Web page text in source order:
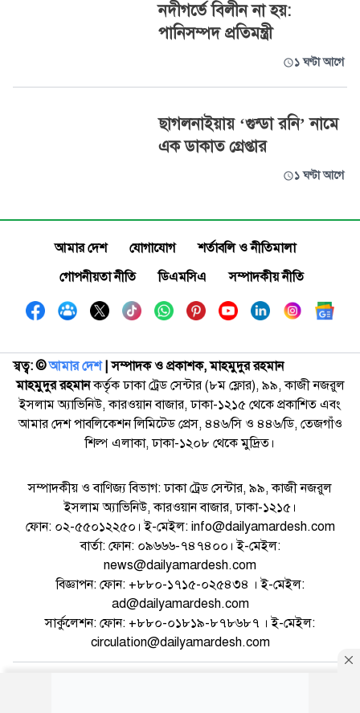
নদীগর্ভে বিলীন না হয়:
পানিসম্পদ প্রতিমন্ত্রী
১ ঘণ্টা আগে
ছাগলনাইয়ায় ‘গুন্ডা রনি’ নামে
এক ডাকাত গ্রেপ্তার
১ ঘণ্টা আগে
আমার দেশ যোগাযোগ
শর্তাবলি ও নীতিমালা
গোপনীয়তা নীতি
ডিএমসিএ সম্পাদকীয় নীতি
স্বত্ব: ©️আমার দেশ| সম্পাদক ও প্রকাশক, মাহমুদুর রহমান
মাহমুদুর রহমানকর্তৃক ঢাকা ট্রেড সেন্টার (৮ম ফ্লোর), ৯৯, কাজী নজরুল
ইসলাম অ্যাভিনিউ, কারওয়ান বাজার, ঢাকা-১২১৫ থেকে প্রকাশিত এবং
আমার দেশ পাবলিকেশন লিমিটেড প্রেস, ৪৪৬/সি ও ৪৪৬/ডি, তেজগাঁও
শিল্প এলাকা, ঢাকা-১২০৮ থেকে মুদ্রিত।
সম্পাদকীয় ও বাণিজ্য বিভাগ: ঢাকা ট্রেড সেন্টার, ৯৯, কাজী নজরুল
ইসলাম অ্যাভিনিউ, কারওয়ান বাজার, ঢাকা-১২১৫।
ফোন: ০২-৫৫০১২২৫০। ই-মেইল: info@dailyamardesh.com
বার্তা: ফোন: ০৯৬৬৬-৭৪৭৪০০। ই-মেইল:
news@dailyamardesh.com
বিজ্ঞাপন: ফোন: +৮৮০-১৭১৫-০২৫৪৩৪ । ই-মেইল:
ad@dailyamardesh.com
সার্কুলেশন: ফোন: +৮৮০-০১৮১৯-৮৭৮৬৮৭ । ই-মেইল:
circulation@dailyamardesh.com